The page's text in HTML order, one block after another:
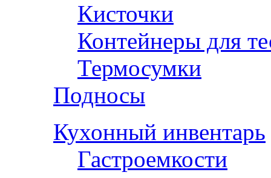
Кисточки
Контейнеры для
Термосумки
Подносы
Кухонный инвентарь
Гастроемкости